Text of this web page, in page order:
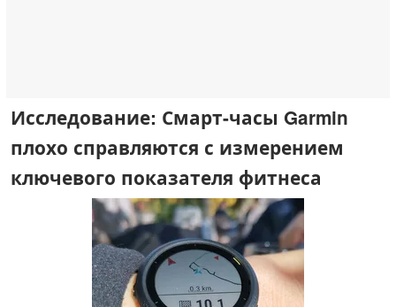
Исследование: Смарт-часы Garmin
плохо справляются с измерением
ключевого показателя фитнеса